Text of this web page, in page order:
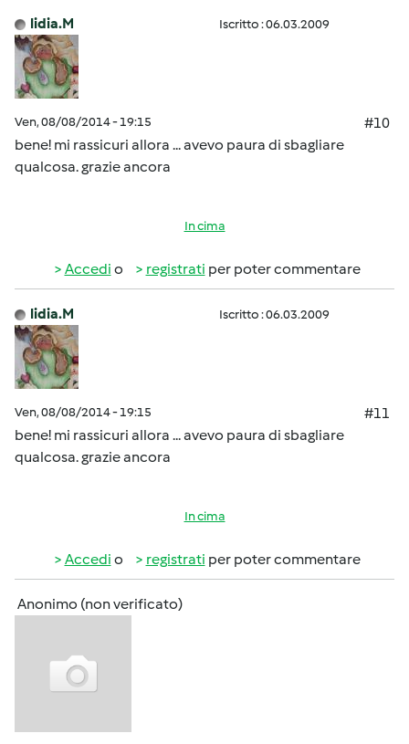
lidia.M Iscritto : 06.03.2009
Ven, 08/08/2014 - 19:15
#10
bene! mi rassicuri allora ... avevo paura di sbagliare
qualcosa. grazie ancora
In cima
Accedi o registrati per poter commentare
lidia.M Iscritto : 06.03.2009
Ven, 08/08/2014 - 19:15
#11
bene! mi rassicuri allora ... avevo paura di sbagliare
qualcosa. grazie ancora
In cima
Accedi o registrati per poter commentare
Anonimo (non verificato)